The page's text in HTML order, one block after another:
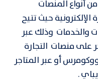
أنواع المنصات
الإلكترونية حيث تتيح
والخدمات وذلك عبر
على منصات التجارة
أو عبر المتاجر
.